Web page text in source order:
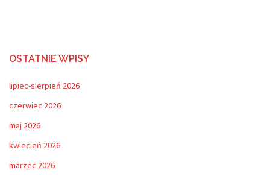
OSTATNIE WPISY
lipiec-sierpień 2026
czerwiec 2026
maj 2026
kwiecień 2026
marzec 2026